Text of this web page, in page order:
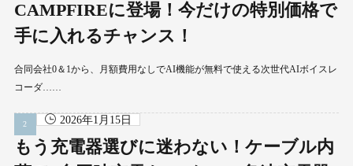
CAMPFIREに登場！今だけの特別価格で
手に入れるチャンス！
合同会社0＆1から、月額費用なしでAI機能が無料で使える次世代AIボイスレ
コーダ……
2026年1月15日
もう充電器選びに迷わない！ケーブル内